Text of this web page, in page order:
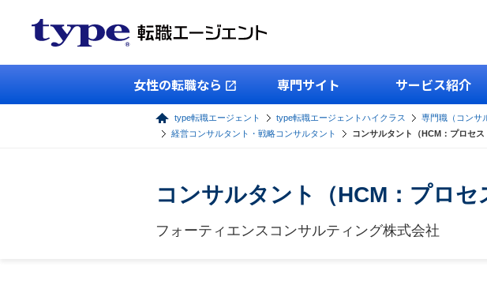
女性の転職なら 専門サイト サービス紹介
type転職エージェント type転職エージェントハイクラス 専門職（コンサ
経営コンサルタント・戦略コンサルタント
コンサルタント（HCM：プロセス
コンサルタント（HCM：プロセ
フォーティエンスコンサルティング株式会社